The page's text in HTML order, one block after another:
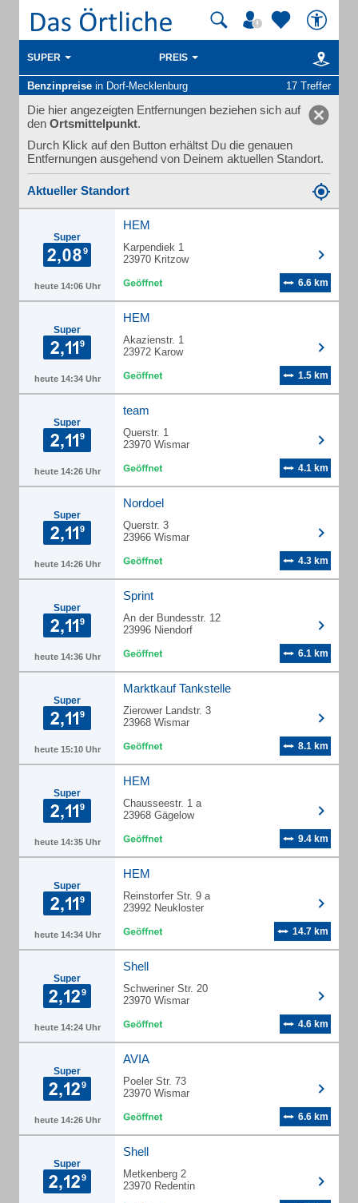
SUPER PREIS
Benzinpreise in Dorf-Mecklenburg 17 Treffer
Die hier angezeigten Entfernungen beziehen sich auf
den Ortsmittelpunkt.
Durch Klick auf den Button erhältst Du die genauen
Entfernungen ausgehend von Deinem aktuellen Standort.
Aktueller Standort
Super
heute 14:06 Uhr
HEM
Karpendiek 1
23970 Kritzow
6.6 km
Super
heute 14:34 Uhr
HEM
Akazienstr. 1
23972 Karow
1.5 km
Super
heute 14:26 Uhr
team
Querstr. 1
23970 Wismar
4.1 km
Super
heute 14:26 Uhr
Nordoel
Querstr. 3
23966 Wismar
4.3 km
Super
heute 14:36 Uhr
Sprint
An der Bundesstr. 12
23996 Niendorf
6.1 km
Super
heute 15:10 Uhr
Marktkauf Tankstelle
Zierower Landstr. 3
23968 Wismar
8.1 km
Super
heute 14:35 Uhr
HEM
Chausseestr. 1 a
23968 Gägelow
9.4 km
Super
heute 14:34 Uhr
HEM
Reinstorfer Str. 9 a
23992 Neukloster
14.7 km
Super
heute 14:24 Uhr
Shell
Schweriner Str. 20
23970 Wismar
4.6 km
Super
heute 14:26 Uhr
AVIA
Poeler Str. 73
23970 Wismar
6.6 km
Super
Shell
Metkenberg 2
23970 Redentin